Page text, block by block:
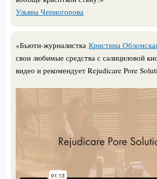
Ульяна Черногорова
«Бьюти-журналистка Кристина
свои любимые средства с салициловой
видео и рекомендует Rejudicare Pore